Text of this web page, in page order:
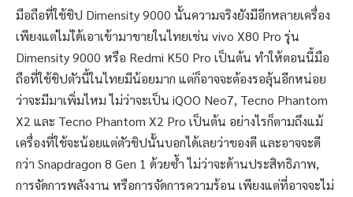
มือถือที่ใช้ชิป Dimensity 9000 นั้นความจริงยังมีอีกหลายเครื่อง
เพียงแต่ไมไ่ด้เอาเข้ามาขายในไทยเช่น vivo X80 Pro รุ่น
Dimensity 9000 หรือ Redmi K50 Pro เป็นต้น ทำให้ตอนนี้มือ
ถือที่ใช้ชิปตัวนี้ในไทยมีน้อยมาก แต่ก็อาจจะต้องรอลุ้นอีกหน่อย
ว่าจะมีมาเพิ่มไหม ไม่ว่าจะเป็น iQOO Neo7, Tecno Phantom
X2 และ Tecno Phantom X2 Pro เป็นต้น อย่างไรก็ตามถึงแม้
เครื่องที่ใช้จะน้อยแต่ตัวชิปนั้นบอกได้เลยว่าของดี และอาจจะดี
กว่า Snapdragon 8 Gen 1 ด้วยซ้ำ ไม่ว่าจะด้านประสิทธิภาพ,
การจัดการพลังงาน หรือการจัดการความร้อน เพียงแต่ที่อาจจะไม่